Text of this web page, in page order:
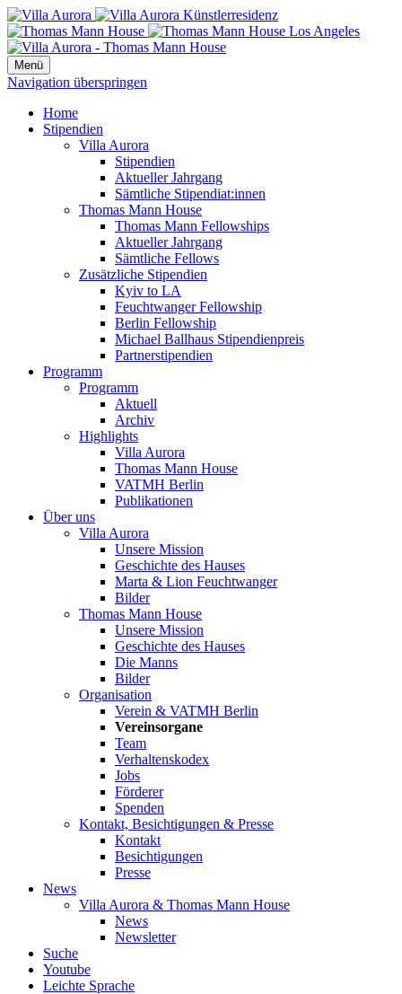
Menü
Navigation überspringen
Home
Stipendien
Villa Aurora
Stipendien
Aktueller Jahrgang
Sämtliche Stipendiat:innen
Thomas Mann House
Thomas Mann Fellowships
Aktueller Jahrgang
Sämtliche Fellows
Zusätzliche Stipendien
Kyiv to LA
Feuchtwanger Fellowship
Berlin Fellowship
Michael Ballhaus Stipendienpreis
Partnerstipendien
Programm
Programm
Aktuell
Archiv
Highlights
Villa Aurora
Thomas Mann House
VATMH Berlin
Publikationen
Über uns
Villa Aurora
Unsere Mission
Geschichte des Hauses
Marta & Lion Feuchtwanger
Bilder
Thomas Mann House
Unsere Mission
Geschichte des Hauses
Die Manns
Bilder
Organisation
Verein & VATMH Berlin
Vereinsorgane
Team
Verhaltenskodex
Jobs
Förderer
Spenden
Kontakt, Besichtigungen & Presse
Kontakt
Besichtigungen
Presse
News
Villa Aurora & Thomas Mann House
News
Newsletter
Suche
Youtube
Leichte Sprache